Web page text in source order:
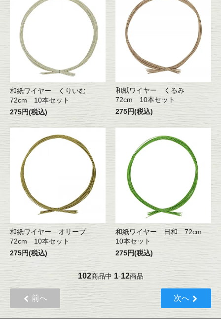
和紙ワイヤー くりいむ
72cm 10本セット
275円(税込)
和紙ワイヤー くるみ
72cm 10本セット
275円(税込)
和紙ワイヤー オリーブ
72cm 10本セット
275円(税込)
和紙ワイヤー 日和 72cm
10本セット
275円(税込)
102商品中 1-12商品
前へ 次へ